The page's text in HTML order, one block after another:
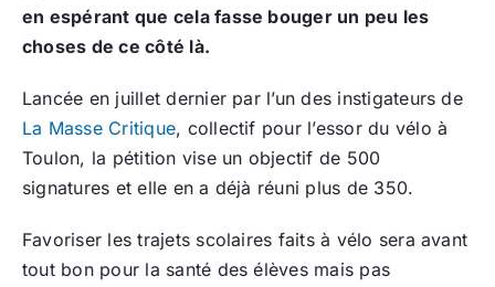
en espérant que cela fasse bouger un peu les
choses de ce côté là.
Lancée en juillet dernier par l’un des instigateurs de
La Masse Critique, collectif pour l’essor du vélo à
Toulon, la pétition vise un objectif de 500
signatures et elle en a déjà réuni plus de 350.
Favoriser les trajets scolaires faits à vélo sera avant
tout bon pour la santé des élèves mais pas